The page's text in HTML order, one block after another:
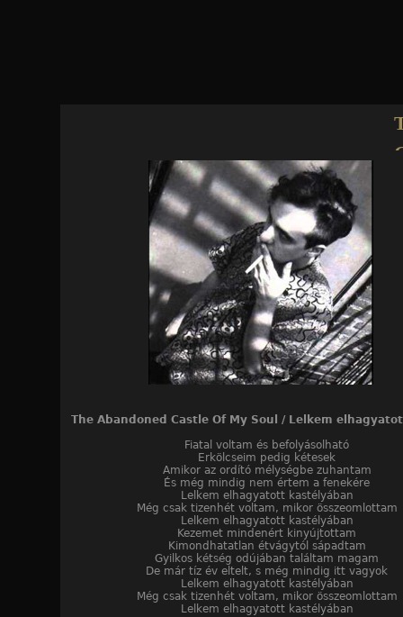
The Abandoned Castle Of My Soul / Lelkem
Fiatal voltam és befolyásolható
Erkölcseim pedig kétesek
Amikor az ordító mélységbe zuhantam
És még mindig nem értem a fenekére
Lelkem elhagyatott kastélyában
Még csak tizenhét voltam, mikor összeomlottam
Lelkem elhagyatott kastélyában
Kezemet mindenért kinyújtottam
Kimondhatatlan étvágytól sápadtam
Gyilkos kétség odújában találtam magam
De már tíz év eltelt, s még mindig itt vagyok
Lelkem elhagyatott kastélyában
Még csak tizenhét voltam, mikor összeomlottam
Lelkem elhagyatott kastélyában